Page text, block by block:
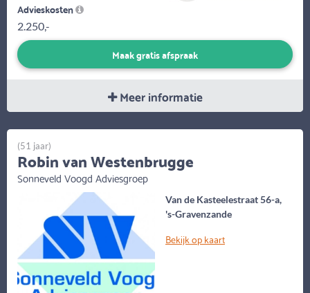
Advieskosten
2.250,-
Maak gratis afspraak
Meer informatie
Van de Kasteelestraat 56-a,
's-Gravenzande
Bekijk op kaart
(51 jaar)
Robin van Westenbrugge
Sonneveld Voogd Adviesgroep